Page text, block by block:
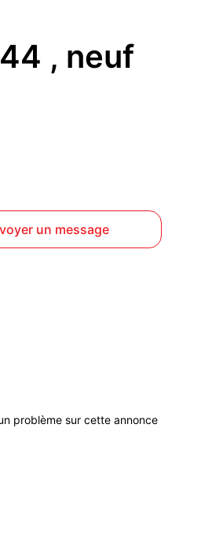
, neuf
un message
problème sur cette annonce